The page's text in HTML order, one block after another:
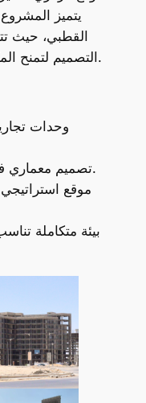
يتميز
القطبي، حيث
التصميم لتمنح المكان طابعًا مميزًا وجوًا من الرقي.
وحدات
تصميم معماري فريد يعكس الحداثة والرقي.
موقع
بيئة متكاملة